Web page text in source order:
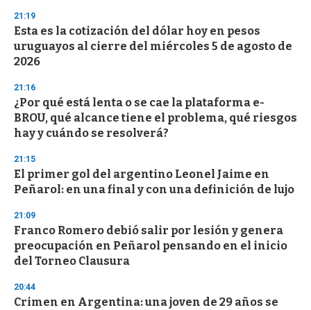
d
s
o
f
3
s
c
o
n
21:19
Esta es la cotización del dólar hoy en pesos
uruguayos al cierre del miércoles 5 de agosto de
2026
21:16
¿Por qué está lenta o se cae la plataforma e-
BROU, qué alcance tiene el problema, qué riesgos
hay y cuándo se resolverá?
21:15
El primer gol del argentino Leonel Jaime en
Peñarol: en una final y con una definición de lujo
21:09
Franco Romero debió salir por lesión y genera
preocupación en Peñarol pensando en el inicio
del Torneo Clausura
20:44
Crimen en Argentina: una joven de 29 años se